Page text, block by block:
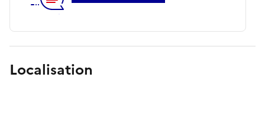
Localisation